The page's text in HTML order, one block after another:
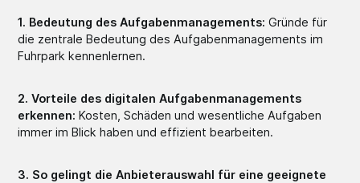
1. Bedeutung des Aufgabenmanagements: Gründe für
die zentrale Bedeutung des Aufgabenmanagements im
Fuhrpark kennenlernen.
2. Vorteile des digitalen Aufgabenmanagements
erkennen:Kosten, Schäden und wesentliche Aufgaben
immer im Blick haben und effizient bearbeiten.
3. So gelingt die Anbieterauswahl für eine geeignete